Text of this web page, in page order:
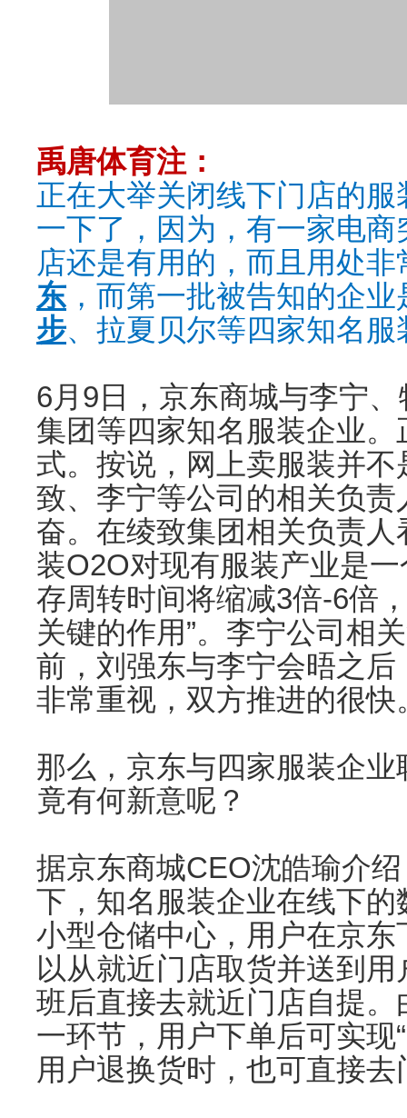
禹唐体育注：
正在大举关闭线下门店的
一下了，因为，有一家电
店还是有用的，而且用处
东 ，而第一批被告知的企
步、拉夏贝尔等四家知名服
6月9日，京东商城与李宁
集团等四家知名服装企业。
式。按说，网上卖服装并
致、李宁等公司的相关负
奋。在绫致集团相关负责
装O2O对现有服装产业是
存周转时间将缩减3倍-6倍
关键的作用”。李宁公司相
前，刘强东与李宁会晤之
非常重视，双方推进的很快
那么，京东与四家服装企
竟有何新意呢？
据京东商城CEO沈皓瑜介
下，知名服装企业在线下
小型仓储中心，用户在京
以从就近门店取货并送到
班后直接去就近门店自提
一环节，用户下单后可实现
用户退换货时，也可直接去